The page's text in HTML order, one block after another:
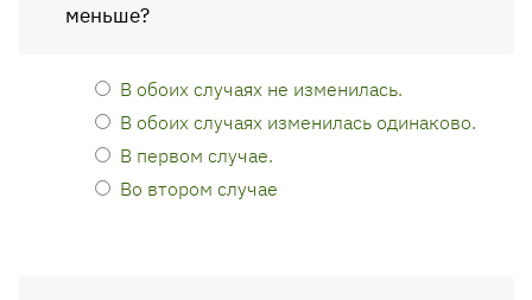
меньше?
В обоих случаях не изменилась.
В обоих случаях изменилась одинаково.
В первом случае.
Во втором случае